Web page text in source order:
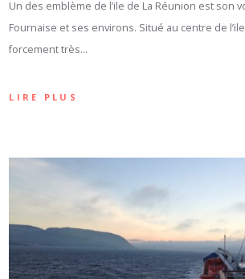
Un des emblème de l’ile de La Réunion est son
Fournaise et ses environs. Situé au centre de
forcement très…
LIRE PLUS